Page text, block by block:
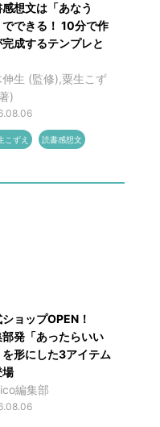
想文は「あなう
できる！ 10分で作
成するテンプレと
伸生 (監修),粟生こず
)
こずえ 読書感想文
ショップOPEN！
発「あったらいい
形にした3アイテム
場
編集部